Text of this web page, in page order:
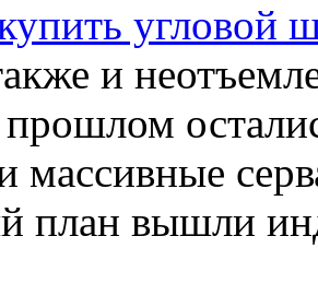
угловой
и
массивные
план вышли